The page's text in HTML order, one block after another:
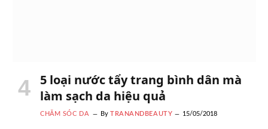
5 loại nước tẩy trang bình dân mà
làm sạch da hiệu quả
CHĂM SÓC DA By TRANANDBEAUTY 15/05/2018